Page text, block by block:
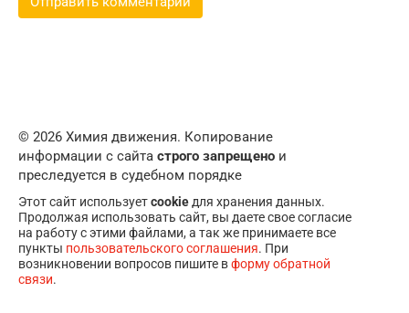
© 2026 Химия движения. Копирование
информации с сайта строго запрещено и
преследуется в судебном порядке
Этот сайт используетcookie для хранения данных.
Продолжая использовать сайт, вы даете свое согласие
на работу с этими файлами, а так же принимаете все
пункты пользовательского соглашения. При
возникновении вопросов пишите вформу обратной
связи.